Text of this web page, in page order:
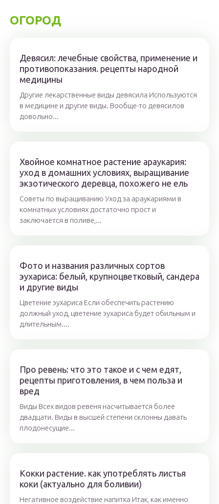
ОГОРОД
Девясил: лечебные свойства, применение и
противопоказания. рецепты народной
медицины
Другие лекарственные виды девясила Используются
в медицине и другие виды. Вообще-то девясилов
довольно...
Хвойное комнатное растение араукария:
уход в домашних условиях, выращивание
экзотического деревца, похожего не ель
Советы по выращиванию Уход за араукариями в
комнатных условиях достаточно прост и
заключается в поливе,...
Фото и названия различных сортов
эухариса: белый, крупноцветковый, сандера
и другие виды
Цветение эухариса Если обеспечить растению
должный уход, цветение эухариса будет обильным и
длительным....
Про ревень: что это такое и с чем едят,
рецепты приготовления, в чем польза и
вред
Виды Всех видов ревеня насчитывается более
двадцати. Виды в высшей степени склонны давать
плодонесущие...
Кокки растение. как употреблять листья
коки (актуально для боливии)
Негативное воздействие напитка Итак, как именно